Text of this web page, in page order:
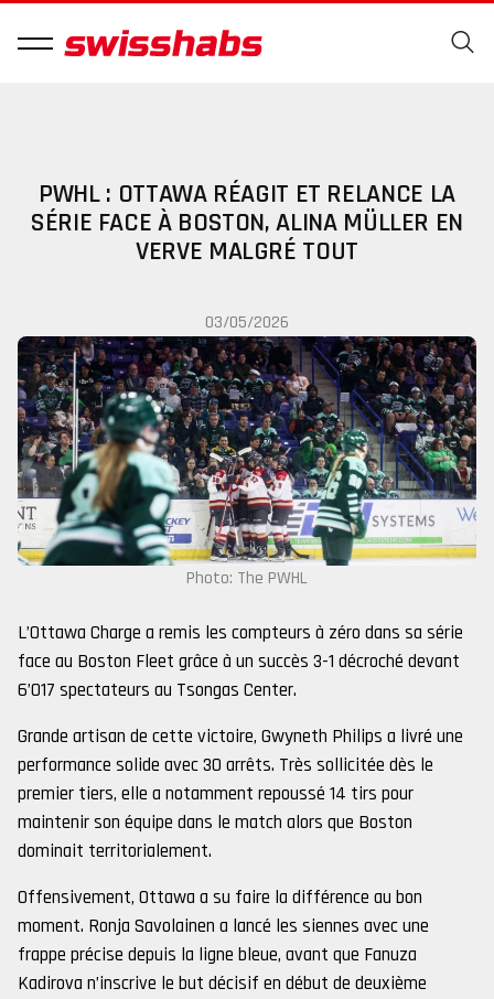
PWHL : OTTAWA RÉAGIT ET RELANCE LA
SÉRIE FACE À BOSTON, ALINA MÜLLER EN
VERVE MALGRÉ TOUT
03/05/2026
Photo: The PWHL
L’Ottawa Charge a remis les compteurs à zéro dans sa série
face au Boston Fleet grâce à un succès 3-1 décroché devant
6’017 spectateurs au Tsongas Center.
Grande artisan de cette victoire, Gwyneth Philips a livré une
performance solide avec 30 arrêts. Très sollicitée dès le
premier tiers, elle a notamment repoussé 14 tirs pour
maintenir son équipe dans le match alors que Boston
dominait territorialement.
Offensivement, Ottawa a su faire la différence au bon
moment. Ronja Savolainen a lancé les siennes avec une
frappe précise depuis la ligne bleue, avant que Fanuza
Kadirova n’inscrive le but décisif en début de deuxième